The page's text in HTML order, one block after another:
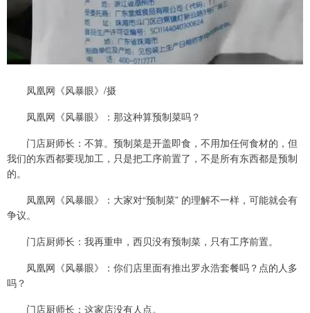
凤凰网《风暴眼》/摄
凤凰网《风暴眼》：那这种算预制菜吗？
门店厨师长：不算。预制菜是开盖即食，不用加任何食材的，但
我们的东西都要现加工，只是把工序前置了，不是所有东西都是预制
的。
凤凰网《风暴眼》：大家对“预制菜” 的理解不一样，可能就会有
争议。
门店厨师长：我再重申，西贝没有预制菜，只有工序前置。
凤凰网《风暴眼》：你们店里面有推出罗永浩套餐吗？点的人多
吗？
门店厨师长：这家店没有人点。